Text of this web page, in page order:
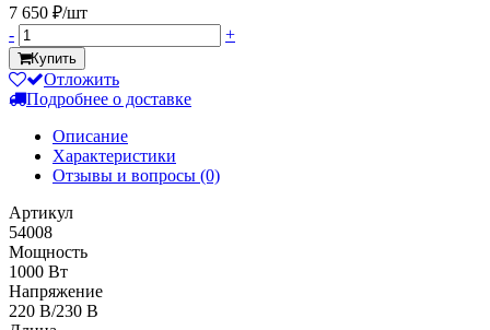
7 650 ₽/шт
-
+
Купить
Отложить
Подробнее о доставке
Описание
Характеристики
Отзывы и вопросы (0)
Артикул
54008
Мощность
1000 Вт
Напряжение
220 В/230 В